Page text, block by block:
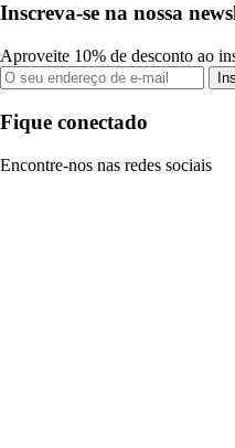
Inscreva-se na nossa
Aproveite 10% de desconto ao
Fique conectado
Encontre-nos nas redes sociais